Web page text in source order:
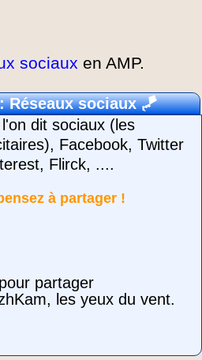
sociaux en AMP.
Réseaux sociaux🪁
dit sociaux (les
Facebook, Twitter
Flirck, ....
à partager !